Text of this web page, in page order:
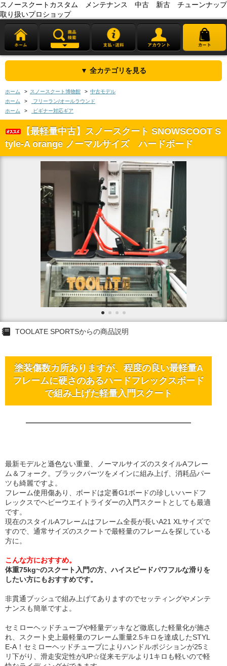
スノースクートカスタム メンテナンス 中古 新古 チューンナップ
取り扱いプロショップ
▼ 全カテゴリを見る
ホーム > スノースクート博物館 > 中古モデル
ホーム
>
フリーラン/オールラウンド
ホーム
> ビギナー対応ギア
【最軽量中古】スノースクート SNOWSCOOT S
tyle-A orange ノーマルサイズ ハードボード
TOOLATE SPORTSからの商品説明
塗装傷数カ所ありますが、程度の良い最軽量A
フレームに硬さのあるハードフレックスボード
で組み上げた軽量入門スクート
最新モデルと遜色ない重量、ノーマルサイズのスタイルAフレー
ム＆フォーク。ブラックパーツをメインに組み上げ、消耗品パー
ツも綺麗ですよ。
フレーム使用傷あり、ボードは定番G1ボードの珍しいハードフ
レックスでヘビーウエイトライダーの入門スクートとしても最適
です。
現在のスタイルAフレームはフレーム全長が長いA21 XLサイズで
すので、通常サイズのスクートで最軽量のフレームを探している
方に。
こんな方におすすめ。
体重75kg~のスクート入門の方、ハイスピードパワフルな滑りを
したい方にもおすすめです。
非貫通ブッシュで組み上げてありますのでセッティングやメンテ
ナンスも簡単ですよ。
セミローヘッドチューブや軽量デッキなど徹底した軽量化が施さ
れ、スクート史上最軽量のフレーム重量2.5キロを達成したSTYL
E-A！セミローヘッドチューブによりハンドルポジションが25ミ
リ下がり、滑走安定性がUP☆従来モデルより1キロも軽いので軽